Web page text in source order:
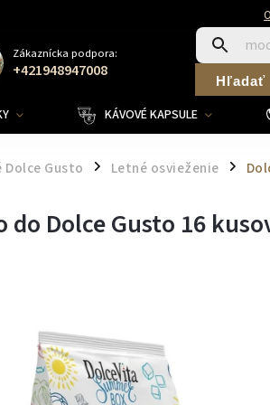
Zákaznícka podpora:
+421948947008 Hľadať
KÁVOVÉ KAPSULE
Dolce Gusto / Letné osvieženie /
do Dolce Gusto 16